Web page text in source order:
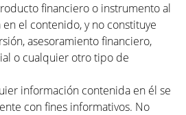
financiero o instrumento al
el contenido, y no constituye
asesoramiento financiero,
o cualquier otro tipo de
información contenida en él se
con fines informativos. No